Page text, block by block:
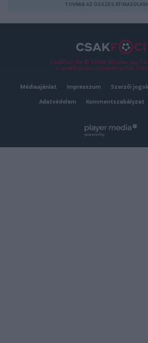
TOVÁBB AZ ÖSSZES
Csakfoci.hu © 2026 Minden jog
A csakfoci.hu üzemeltetője:
Médiaajánlat Impresszum Szerzői jogok
Adatvédelem Kommentszabályzat
powered by